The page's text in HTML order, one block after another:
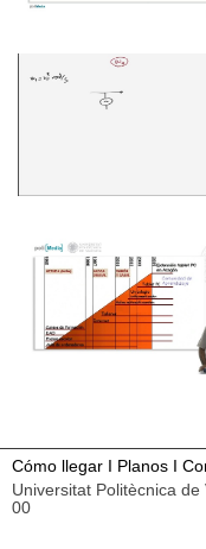
Cómo llegar I Planos I
Universitat Politècnica
00